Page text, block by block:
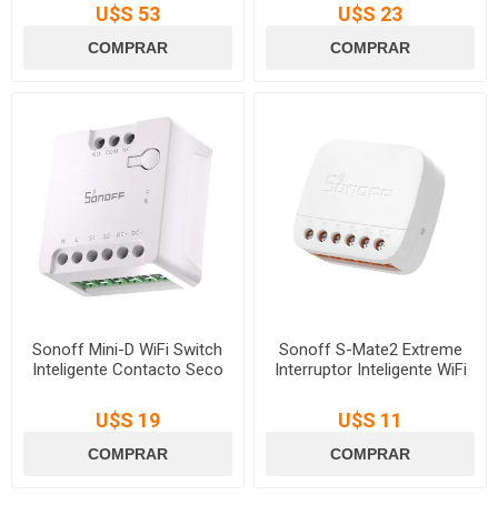
U$S 53 U$S 23
Sonoff Mini-D WiFi Switch
Inteligente Contacto Seco
U$S 19
Sonoff S-Mate2 Extreme
Interruptor Inteligente WiFi
U$S 11